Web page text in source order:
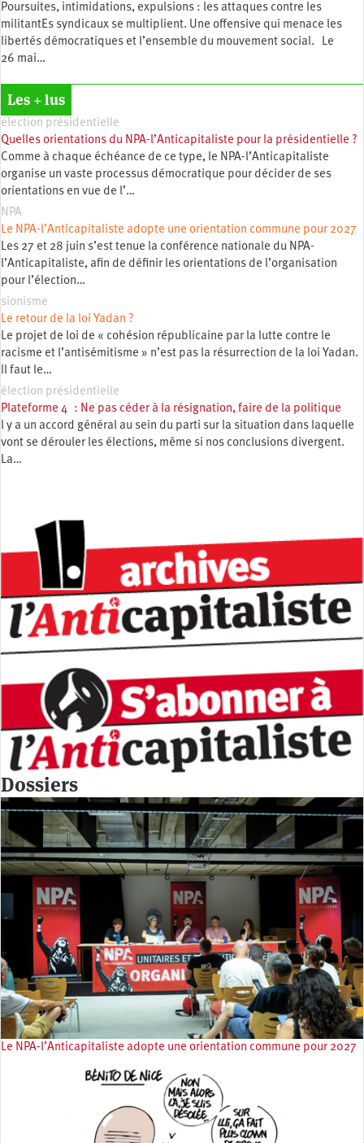
Poursuites, intimidations, expulsions : les attaques contre les
militantEs syndicaux se multiplient. Une offensive qui menace les
libertés démocratiques et l’ensemble du mouvement social. Le
26 mai…
Les + lus
élection présidentielle
Quelles orientations du NPA-l’Anticapitaliste pour la présidentielle ?
Comme à chaque échéance de ce type, le NPA-l’Anticapitaliste
organise un vaste processus démocratique pour décider de ses
orientations en vue de l’…
NPA
Le NPA-l’Anticapitaliste adopte une orientation commune pour 2027
Les 27 et 28 juin s’est tenue la conférence nationale du NPA-
l’Anticapitaliste, afin de définir les orientations de l’organisation
pour l’élection…
sionisme
Le retour de la loi Yadan ?
Le projet de loi de « cohésion républicaine par la lutte contre le
racisme et l’antisémitisme » n’est pas la résurrection de la loi Yadan.
Il faut le…
élection présidentielle
Plateforme 4 : Ne pas céder à la résignation, faire de la politique
l y a un accord général au sein du parti sur la situation dans laquelle
vont se dérouler les élections, même si nos conclusions divergent.
La…
Dossiers
Le NPA-l’Anticapitaliste adopte une orientation commune pour 2027